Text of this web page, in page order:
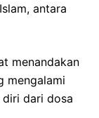
antara
menandakan
mengalami
diri dari dosa